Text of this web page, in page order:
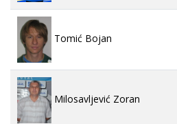
Tomić Bojan
Milosavljević Zoran